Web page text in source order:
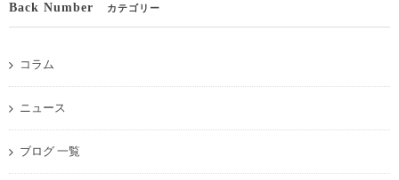
Back Number カテゴリー
コラム
ニュース
ブログ 一覧